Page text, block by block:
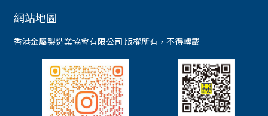
網站地圖
香港金屬製造業協會有限公司 版權所有，不得轉載